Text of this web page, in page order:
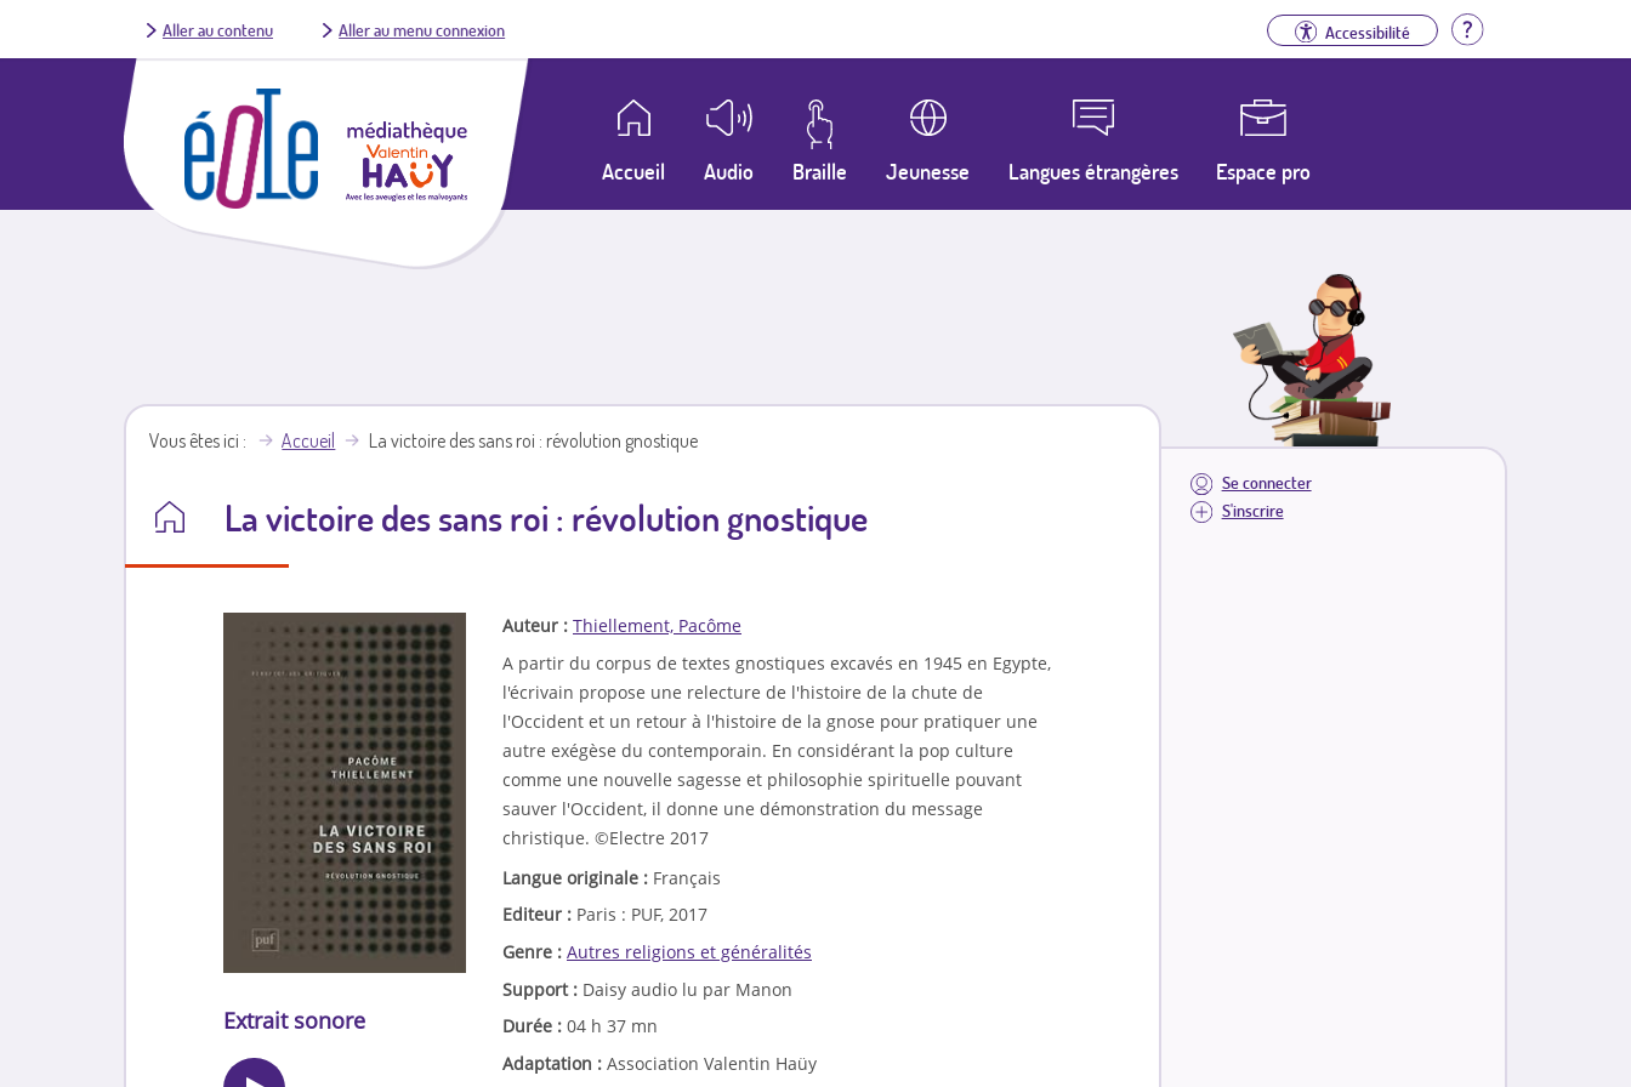
Aller au contenu Aller au menu connexion Accessibilité Aide
Accueil Audio Braille Jeunesse Langues étrangères Espace pro
Se connecter
S'inscrire
Vous êtes ici Accueil La victoire des sans roi : révolution gnostique
La victoire des sans roi : révolution gnostique
Auteur : Thiellement, Pacôme
A partir du corpus de textes gnostiques excavés en 1945 en Egypte,
l'écrivain propose une relecture de l'histoire de la chute de
l'Occident et un retour à l'histoire de la gnose pour pratiquer une
autre exégèse du contemporain. En considérant la pop culture
comme une nouvelle sagesse et philosophie spirituelle pouvant
sauver l'Occident, il donne une démonstration du message
christique. ©Electre 2017
Langue originale : Français
Editeur : Paris : PUF, 2017
Genre : Autres religions et généralités
Support : Daisy audio lu par Manon
Durée : 04 h 37 mn
Adaptation : Association Valentin Haüy
Extrait sonore